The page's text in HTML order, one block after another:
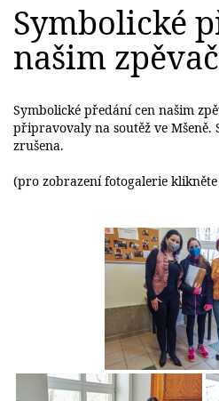
Symbolické
našim
Symbolické předání cen našim
připravovaly na soutěž ve Mšeně.
zrušena.
(pro zobrazení fotogalerie